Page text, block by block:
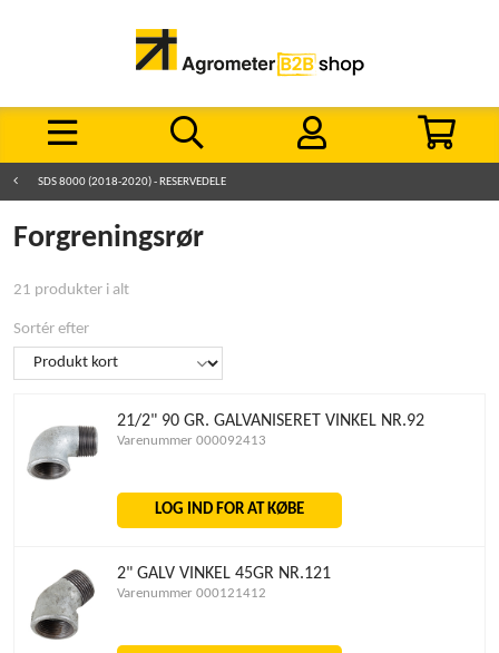
SDS 8000 (2018-2020) - RESERVEDELE
Forgreningsrør
21 produkter i alt
Sortér efter
21/2" 90 GR. GALVANISERET VINKEL NR.92
Varenummer 000092413
LOG IND FOR AT KØBE
2" GALV VINKEL 45GR NR.121
Varenummer 000121412